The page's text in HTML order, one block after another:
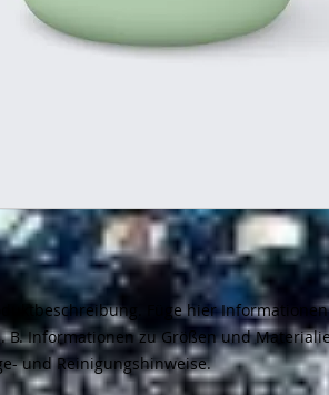
Füge hier
B. Informationen zu Größen und
und Reinigungshinweise.